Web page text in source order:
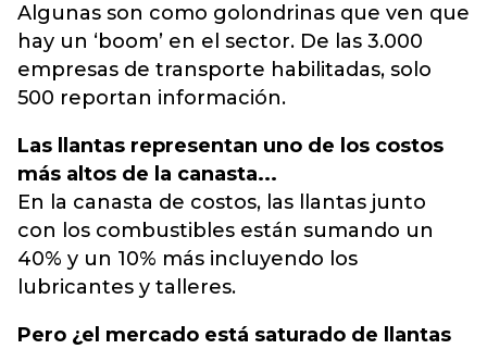
Algunas son como golondrinas que ven que
hay un ‘boom’ en el sector. De las 3.000
empresas de transporte habilitadas, solo
500 reportan información.
Las llantas representan uno de los costos
más altos de la canasta...
En la canasta de costos, las llantas junto
con los combustibles están sumando un
40% y un 10% más incluyendo los
lubricantes y talleres.
Pero ¿el mercado está saturado de llantas